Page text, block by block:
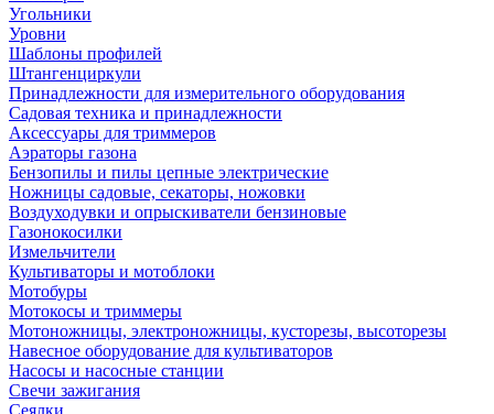
Угольники
Уровни
Шаблоны профилей
Штангенциркули
Принадлежности для измерительного оборудования
Садовая техника и принадлежности
Аксессуары для триммеров
Аэраторы газона
Бензопилы и пилы цепные электрические
Ножницы садовые, секаторы, ножовки
Воздуходувки и опрыскиватели бензиновые
Газонокосилки
Измельчители
Культиваторы и мотоблоки
Мотобуры
Мотокосы и триммеры
Мотоножницы, электроножницы, кусторезы, высоторезы
Навесное оборудование для культиваторов
Насосы и насосные станции
Свечи зажигания
Сеялки